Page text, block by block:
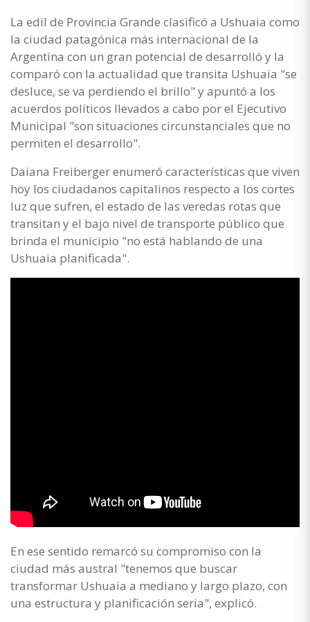
La edil de Provincia Grande clasificó a Ushuaia como
la ciudad patagónica más internacional de la
Argentina con un gran potencial de desarrolló y la
comparó con la actualidad que transita Ushuaia "se
desluce, se va perdiendo el brillo" y apuntó a los
acuerdos políticos llevados a cabo por el Ejecutivo
Municipal "son situaciones circunstanciales que no
permiten el desarrollo".
Daiana Freiberger enumeró características que viven
hoy los ciudadanos capitalinos respecto a los cortes
luz que sufren, el estado de las veredas rotas que
transitan y el bajo nivel de transporte público que
brinda el municipio "no está hablando de una
Ushuaia planificada".
En ese sentido remarcó su compromiso con la
ciudad más austral "tenemos que buscar
transformar Ushuaia a mediano y largo plazo, con
una estructura y planificación seria", explicó.